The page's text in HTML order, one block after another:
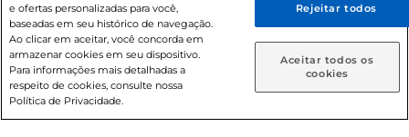
Caso queira comprar online, informe como deseja receber
suas compras:
Entrega em casa Retire em Loja
© 2026 Copyright. Todos os direitos
reservados Prezunic.
e ofertas personalizadas para você,
baseadas em seu histórico de navegação.
Ao clicar em aceitar, você concorda em
armazenar cookies em seu dispositivo.
Para informações mais detalhadas a
respeito de cookies, consulte nossa
Política de Privacidade.
Rejeitar todos
Aceitar todos os
cookies